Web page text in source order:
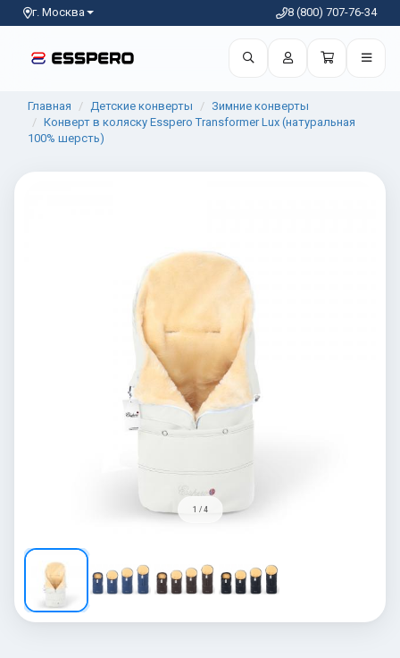
г. Москва 8 (800) 707-76-34
Главная Детские конверты
Зимние конверты
Конверт в коляску Esspero Transformer Lux (натуральная
100% шерсть)
1 / 4